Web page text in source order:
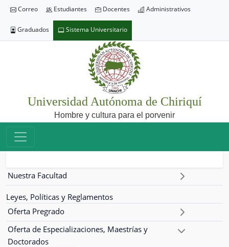
Correo Estudiantes Docentes Administrativos
Graduados Sistema Universitario
Universidad Autónoma de Chiriquí
Hombre y cultura para el porvenir
Nuestra Facultad
Leyes, Políticas y Reglamentos
Oferta Pregrado
Oferta de Especializaciones, Maestrías y
Doctorados